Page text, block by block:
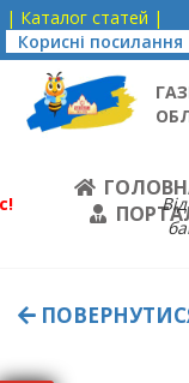
| Каталог статей |
Корисні посилання